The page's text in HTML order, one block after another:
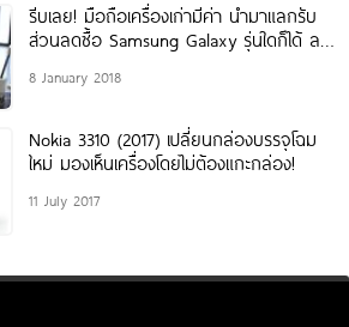
รีบเลย! มือถือเครื่องเก่ามีค่า นำมาแลกรับ
ส่วนลดซื้อ Samsung Galaxy รุ่นใดก็ได้ ลด
8 January 2018
Nokia 3310 (2017) เปลี่ยนกล่องบรรจุโฉม
ใหม่ มองเห็นเครื่องโดยไม่ต้องแกะกล่อง!
11 July 2017